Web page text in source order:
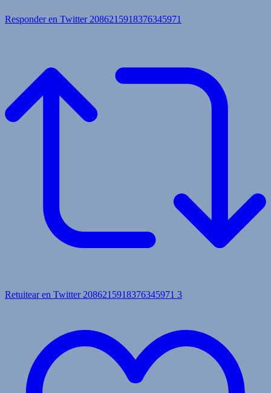
Responder en Twitter 2086215918376345971
Retuitear en Twitter 2086215918376345971 3